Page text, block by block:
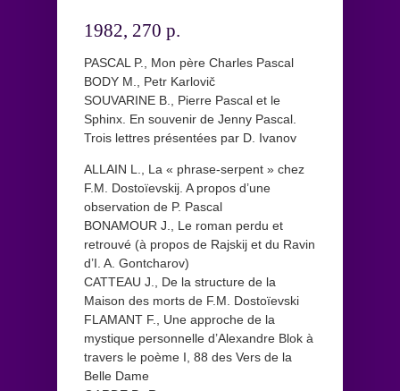
1982, 270 p.
PASCAL P., Mon père Charles Pascal
BODY M., Petr Karlovič
SOUVARINE B., Pierre Pascal et le
Sphinx. En souvenir de Jenny Pascal.
Trois lettres présentées par D. Ivanov
ALLAIN L., La « phrase-serpent » chez
F.M. Dostoïevskij. A propos d’une
observation de P. Pascal
BONAMOUR J., Le roman perdu et
retrouvé (à propos de Rajskij et du Ravin
d’I. A. Gontcharov)
CATTEAU J., De la structure de la
Maison des morts de F.M. Dostoïevski
FLAMANT F., Une approche de la
mystique personnelle d’Alexandre Blok à
travers le poème I, 88 des Vers de la
Belle Dame